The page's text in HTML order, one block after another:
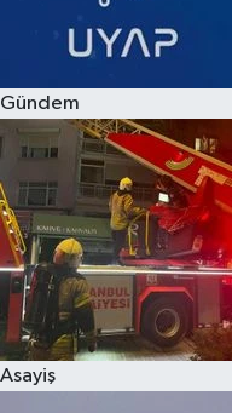
Gündem
Asayiş
Spor
Burç Yorumları
Çocuk
Eğitim
Hava Durumu
Kadın